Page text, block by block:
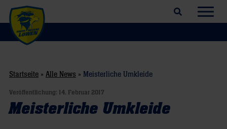
Suchfeld öffnen
Startseite » Alle News » Meisterliche Umkleide
Veröffentlichung: 14. Februar 2017
Meisterliche Umkleide